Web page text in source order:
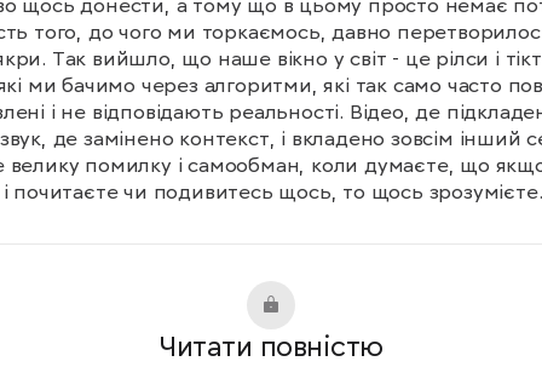
щось донести, а тому що в цьому просто немає
того, до чого ми торкаємось, давно
Так вийшло, що наше вікно у світ - це рілси і
ми бачимо через алгоритми, які так само часто
і не відповідають реальності. Відео, де
де замінено контекст, і вкладено зовсім інший
велику помилку і самообман, коли думаєте, що
і почитаєте чи подивитесь щось, то щось
класний контент? Такий, що затягує, дивує,
і змушує вас думати і витрачати енергію на те, про
Читати повністю